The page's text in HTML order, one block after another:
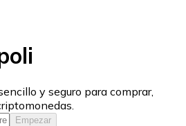
y seguro para comprar,
Empezar